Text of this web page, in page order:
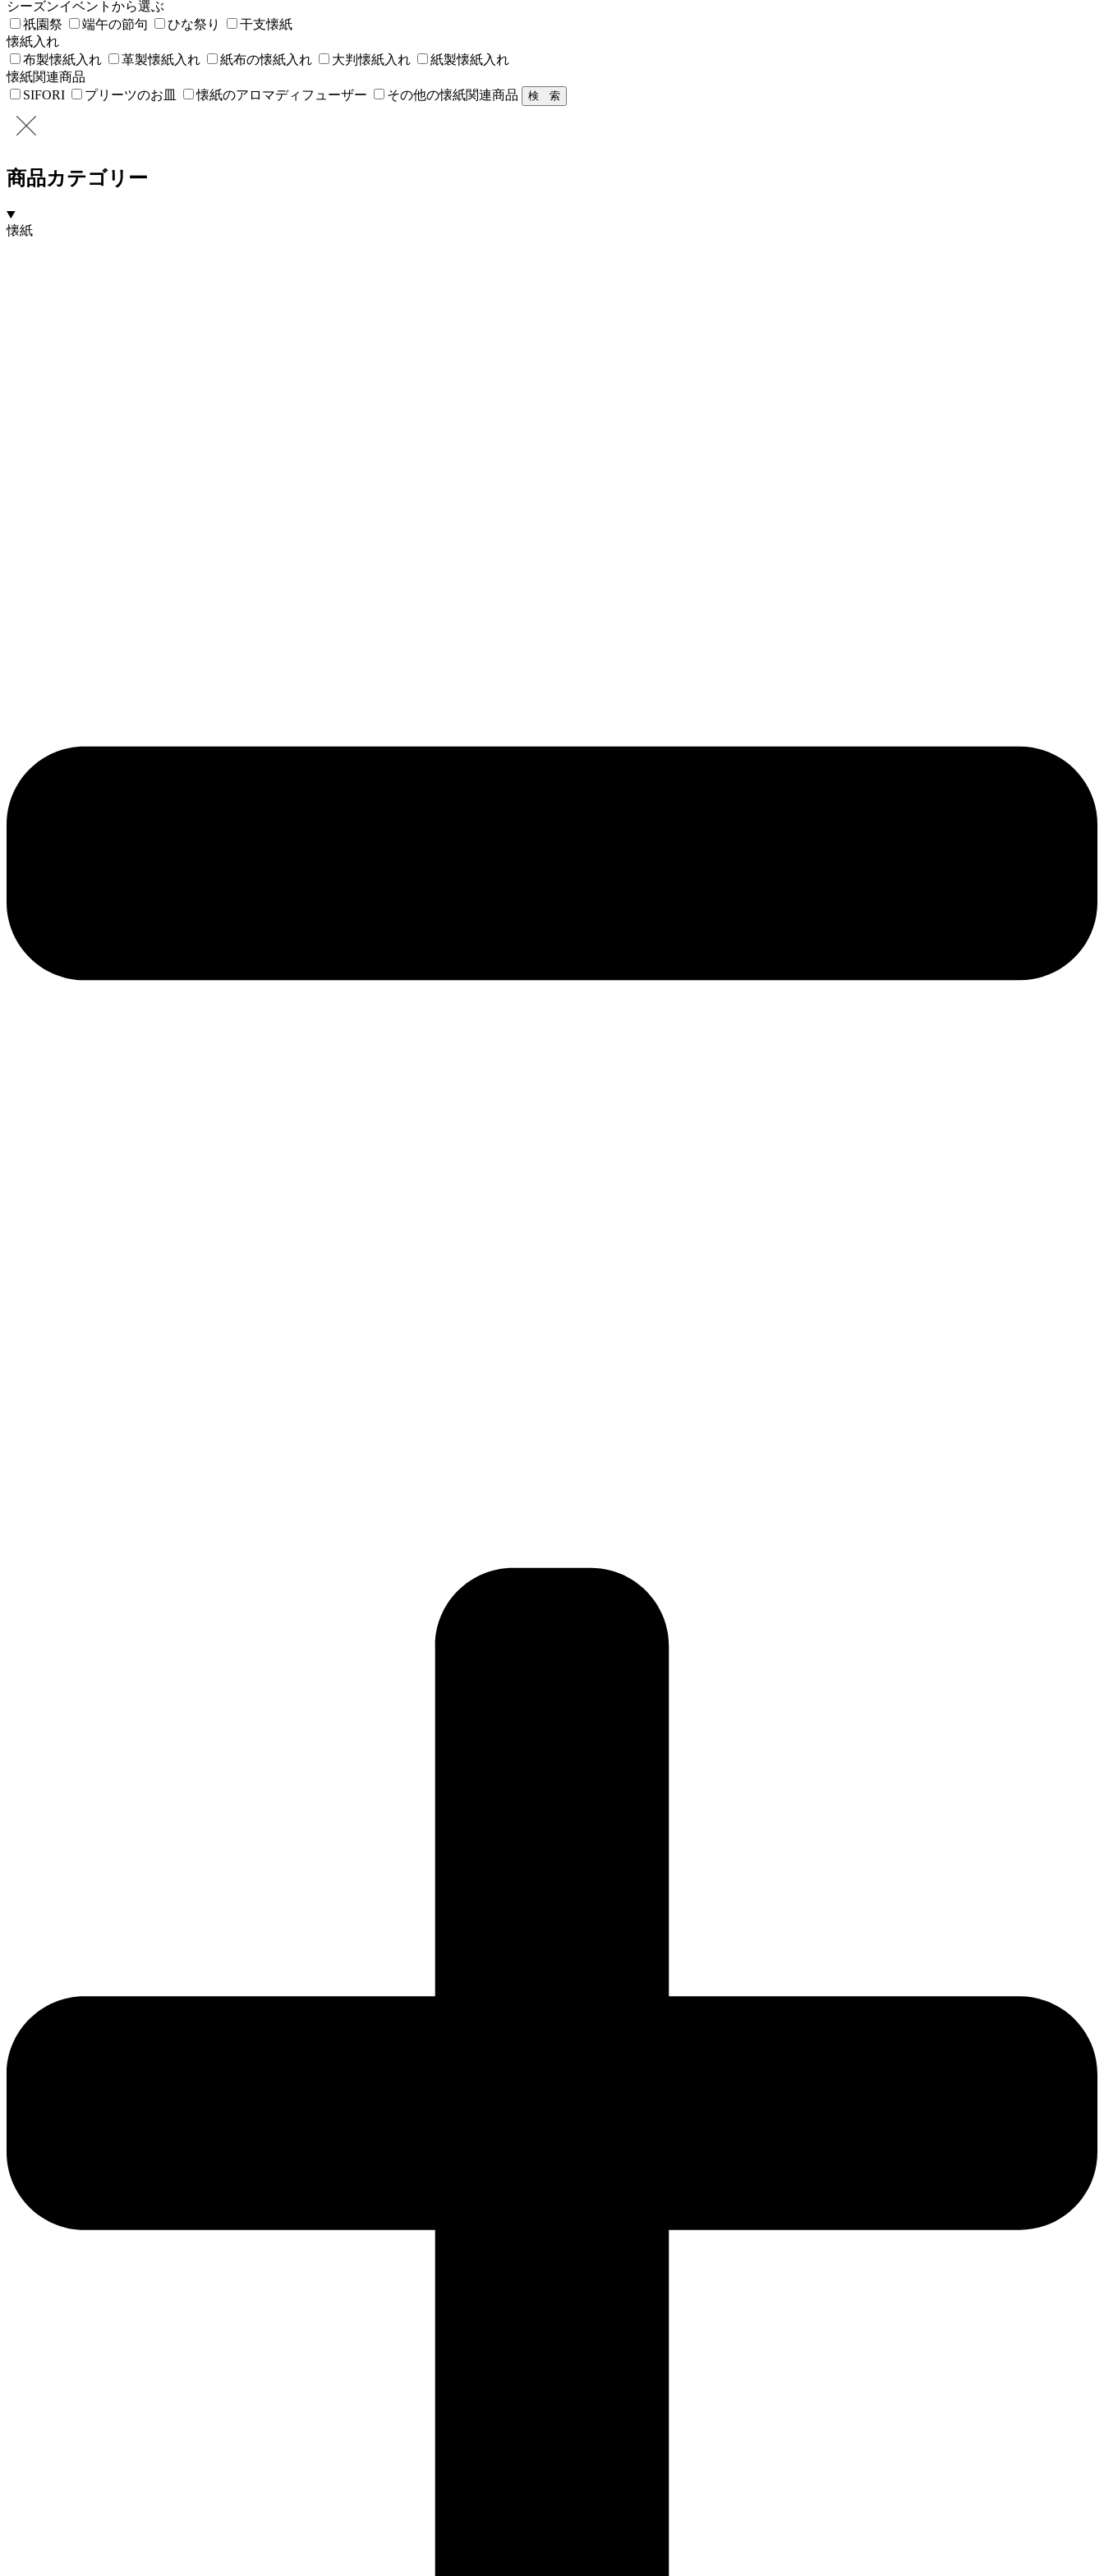
シーズンイベントから選ぶ
祇園祭
端午の節句 ひな祭り
干支懐紙
懐紙入れ
布製懐紙入れ
革製懐紙入れ 紙布の懐紙入れ 大判懐紙入れ
紙製懐紙入れ
懐紙関連商品
SIFORI
プリーツのお皿 懐紙のアロマディフューザー その他の懐紙関連商品
商品カテゴリー
懐紙